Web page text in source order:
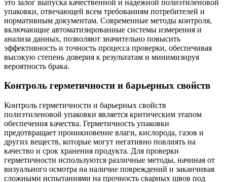
это залог выпуска качественной и надежной полиэтиленовой
упаковки, отвечающей всем требованиям потребителей и
нормативным документам. Современные методы контроля,
включающие автоматизированные системы измерения и
анализа данных, позволяют значительно повысить
эффективность и точность процесса проверки, обеспечивая
высокую степень доверия к результатам и минимизируя
вероятность брака.
Контроль герметичности и барьерных свойств
Контроль герметичности и барьерных свойств
полиэтиленовой упаковки является критическим этапом
обеспечения качества. Герметичность упаковки
предотвращает проникновение влаги, кислорода, газов и
других веществ, которые могут негативно повлиять на
качество и срок хранения продукта. Для проверки
герметичности используются различные методы, начиная от
визуального осмотра на наличие повреждений и заканчивая
сложными испытаниями на прочность сварных швов под